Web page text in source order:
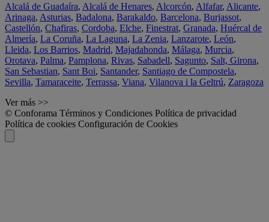
Alcalá de Guadaíra, Alcalá de Henares, Alcorcón, Alfafar, Alicante,
Arinaga, Asturias, Badalona, Barakaldo, Barcelona, Burjassot,
Castellón, Chafiras, Cordoba, Elche, Finestrat, Granada, Huércal de
Almería, La Coruña, La Laguna, La Zenia, Lanzarote, León,
Lleida, Los Barrios, Madrid, Majadahonda, Málaga, Murcia,
Orotava, Palma, Pamplona, Rivas, Sabadell, Sagunto, Salt, Girona,
San Sebastian, Sant Boi, Santander, Santiago de Compostela,
Sevilla, Tamaraceite, Terrassa, Viana, Vilanova i la Geltrú, Zaragoza
Ver más >>
© Conforama Términos y Condiciones Política de privacidad
Política de cookies Configuración de Cookies